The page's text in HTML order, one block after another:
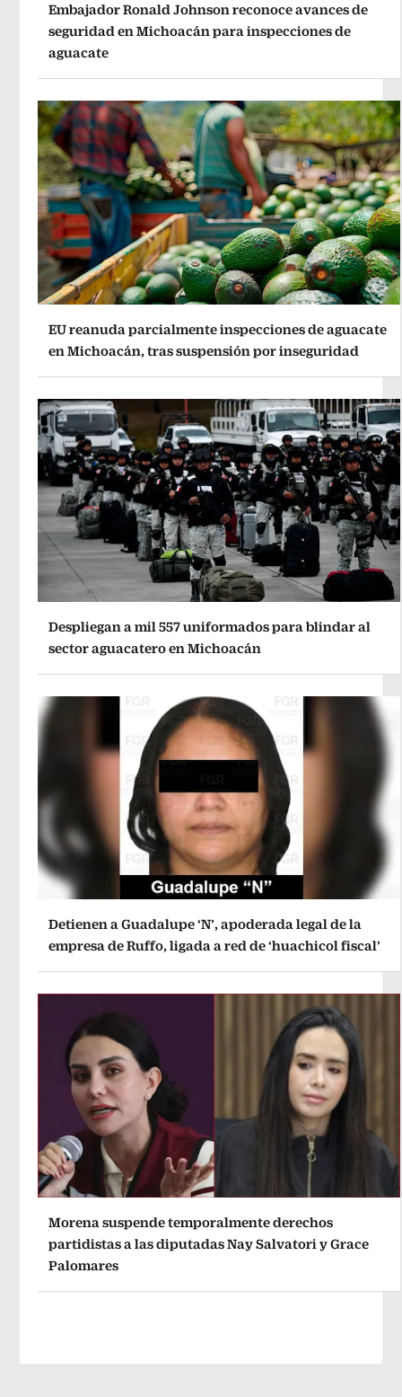
Embajador Ronald Johnson reconoce avances de
seguridad en Michoacán para inspecciones de
aguacate
EU reanuda parcialmente inspecciones de aguacate
en Michoacán, tras suspensión por inseguridad
Despliegan a mil 557 uniformados para blindar al
sector aguacatero en Michoacán
Detienen a Guadalupe ‘N’, apoderada legal de la
empresa de Ruffo, ligada a red de ‘huachicol fiscal’
Morena suspende temporalmente derechos
partidistas a las diputadas Nay Salvatori y Grace
Palomares